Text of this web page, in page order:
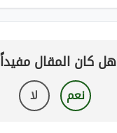
هل كان المقال
نعم لا